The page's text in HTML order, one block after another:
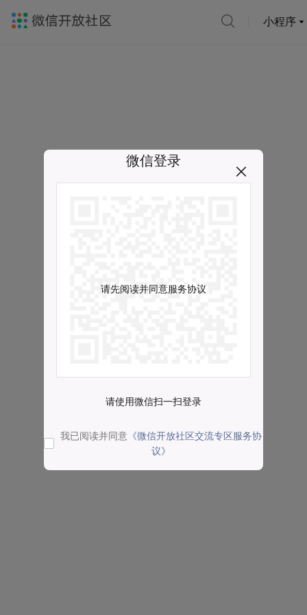
小程序
微信登录
请先阅读并同意服务协议
请使用微信扫一扫登录
我已阅读并同意 《微信开放社区交流专区服务协
议》